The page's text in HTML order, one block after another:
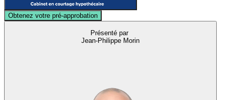
Obtenez votre pré-approbation
Présenté par
Jean-Philippe Morin